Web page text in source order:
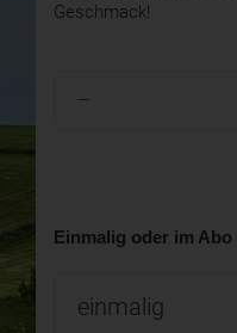
Geschmack!
Einmalig oder im Abo